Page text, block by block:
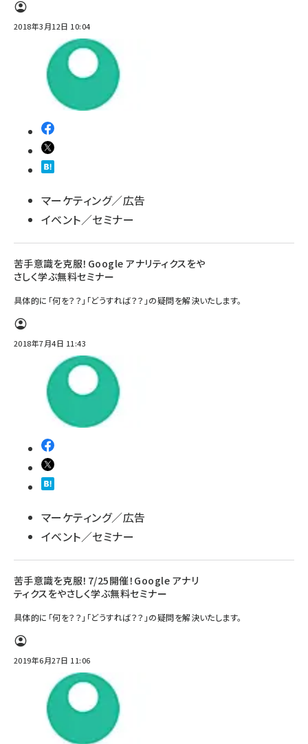
2018年3月12日 10:04
マーケティング／広告
イベント／セミナー
苦手意識を克服！Google アナリティクスをや
さしく学ぶ無料セミナー
具体的に「何を？？」「どうすれば？？」の疑問を解決いたします。
2018年7月4日 11:43
マーケティング／広告
イベント／セミナー
苦手意識を克服！7/25開催！Google アナリ
ティクスをやさしく学ぶ無料セミナー
具体的に「何を？？」「どうすれば？？」の疑問を解決いたします。
2019年6月27日 11:06